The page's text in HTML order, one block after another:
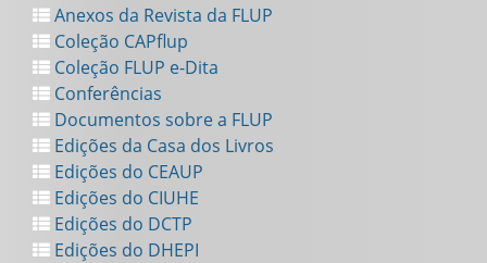
Anexos da Revista da FLUP
Coleção CAPflup
Coleção FLUP e-Dita
Conferências
Documentos sobre a FLUP
Edições da Casa dos Livros
Edições do CEAUP
Edições do CIUHE
Edições do DCTP
Edições do DHEPI